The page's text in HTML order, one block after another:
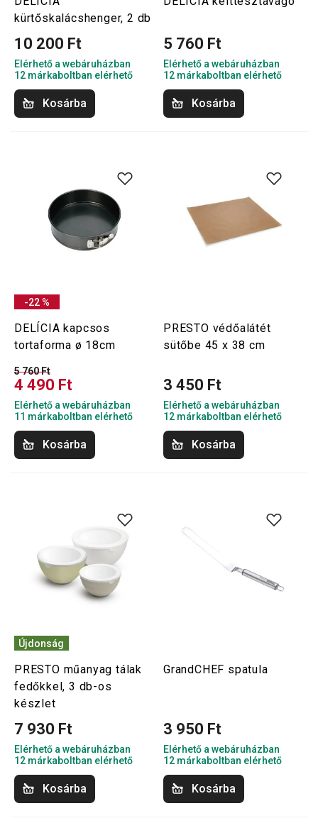
kürtőskalácshenger, 2 db
10 200 Ft
Elérhető a webáruházban
12 márkaboltban elérhető
Kosárba
5 760 Ft
Elérhető a webáruházban
12 márkaboltban elérhető
Kosárba
-22 %
DELÍCIA kapcsos
tortaforma ø 18cm
5 760 Ft
4 490 Ft
Elérhető a webáruházban
11 márkaboltban elérhető
Kosárba
PRESTO védőalátét
sütőbe 45 x 38 cm
3 450 Ft
Elérhető a webáruházban
12 márkaboltban elérhető
Kosárba
Újdonság
PRESTO műanyag tálak
fedőkkel, 3 db-os
készlet
7 930 Ft
Elérhető a webáruházban
12 márkaboltban elérhető
Kosárba
GrandCHEF spatula
3 950 Ft
Elérhető a webáruházban
12 márkaboltban elérhető
Kosárba